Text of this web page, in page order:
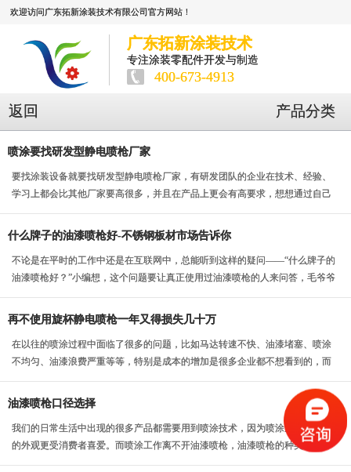
欢迎访问广东拓新涂装技术有限公司官方网站！
广东拓新涂装技术
专注涂装零配件开发与制造
400-673-4913
返回 产品分类
喷涂要找研发型静电喷枪厂家
要找涂装设备就要找研发型静电喷枪厂家，有研发团队的企业在技术、经验、
学习上都会比其他厂家要高很多，并且在产品上更会有高要求，想想通过自己
什么牌子的油漆喷枪好-不锈钢板材市场告诉你
不论是在平时的工作中还是在互联网中，总能听到这样的疑问——“什么牌子的
油漆喷枪好？”小编想，这个问题要让真正使用过油漆喷枪的人来问答，毛爷爷
再不使用旋杯静电喷枪一年又得损失几十万
在以往的喷涂过程中面临了很多的问题，比如马达转速不快、油漆堵塞、喷涂
不均匀、油漆浪费严重等等，特别是成本的增加是很多企业都不想看到的，而
油漆喷枪口径选择
我们的日常生活中出现的很多产品都需要用到喷涂技术，因为喷涂过后的产品
的外观更受消费者喜爱。而喷涂工作离不开油漆喷枪，油漆喷枪的种类很多，